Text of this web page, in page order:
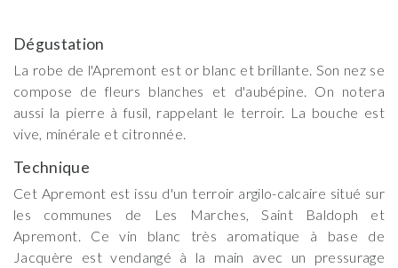
Dégustation
La robe de l'Apremont est or blanc et brillante. Son nez se
compose de fleurs blanches et d'aubépine. On notera
aussi la pierre à fusil, rappelant le terroir. La bouche est
vive, minérale et citronnée.
Technique
Cet Apremont est issu d'un terroir argilo-calcaire situé sur
les communes de Les Marches, Saint Baldoph et
Apremont. Ce vin blanc très aromatique à base de
Jacquère est vendangé à la main avec un pressurage